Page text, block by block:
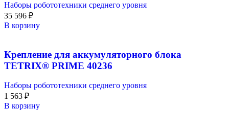
Наборы робототехники среднего уровня
35 596 ₽
В корзину
Крепление для аккумуляторного блока
TETRIX® PRIME 40236
Наборы робототехники среднего уровня
1 563 ₽
В корзину